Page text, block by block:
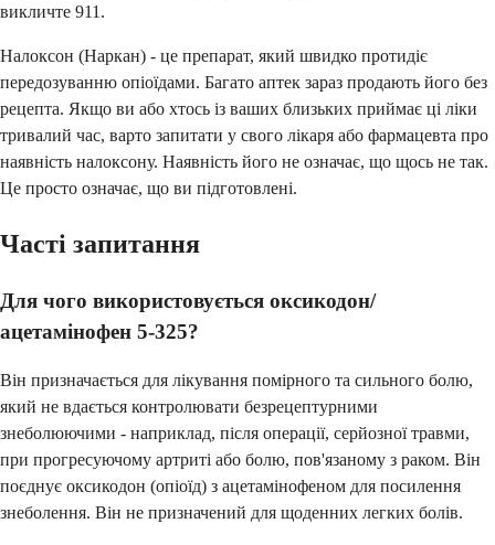
викличте 911.
Налоксон (Наркан) - це препарат, який швидко протидіє
передозуванню опіоїдами. Багато аптек зараз продають його без
рецепта. Якщо ви або хтось із ваших близьких приймає ці ліки
тривалий час, варто запитати у свого лікаря або фармацевта про
наявність налоксону. Наявність його не означає, що щось не так.
Це просто означає, що ви підготовлені.
Часті запитання
Для чого використовується оксикодон/
ацетамінофен 5-325?
Він призначається для лікування помірного та сильного болю,
який не вдається контролювати безрецептурними
знеболюючими - наприклад, після операції, серйозної травми,
при прогресуючому артриті або болю, пов'язаному з раком. Він
поєднує оксикодон (опіоїд) з ацетамінофеном для посилення
знеболення. Він не призначений для щоденних легких болів.